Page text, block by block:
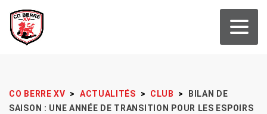
CO BERRE XV > ACTUALITÉS > CLUB >
BILAN DE
SAISON : UNE ANNÉE DE TRANSITION POUR LES ESPOIRS